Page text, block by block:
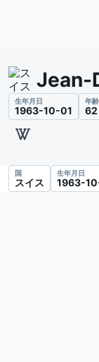
Jean-
生年月日
1963-10-01
年齢
62
国
スイス
生年月日
1963-